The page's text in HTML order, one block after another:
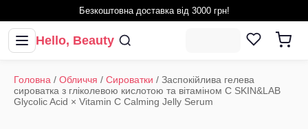
Безкоштовна доставка від 3000 грн!
Hello, Beauty
Головна / Обличчя / Сироватки / Заспокійлива гелева
сироватка з гліколевою кислотою та вітаміном C SKIN&LAB
Glycolic Acid × Vitamin C Calming Jelly Serum
/